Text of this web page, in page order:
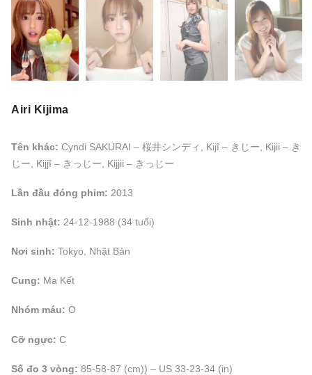
Airi Kijima
Tên khác: Cyndi SAKURAI – 桜井シンディ, Kijî – きじー, Kijii – き
じー, Kijjî – きっじー, Kijjii – きっじー
Lần đầu đóng phim: 2013
Sinh nhật: 24-12-1988 (34 tuổi)
Nơi sinh: Tokyo, Nhật Bản
Cung: Ma Kết
Nhóm máu: O
Cỡ ngực: C
Số đo 3 vòng: 85-58-87 (cm)) – US 33-23-34 (in)